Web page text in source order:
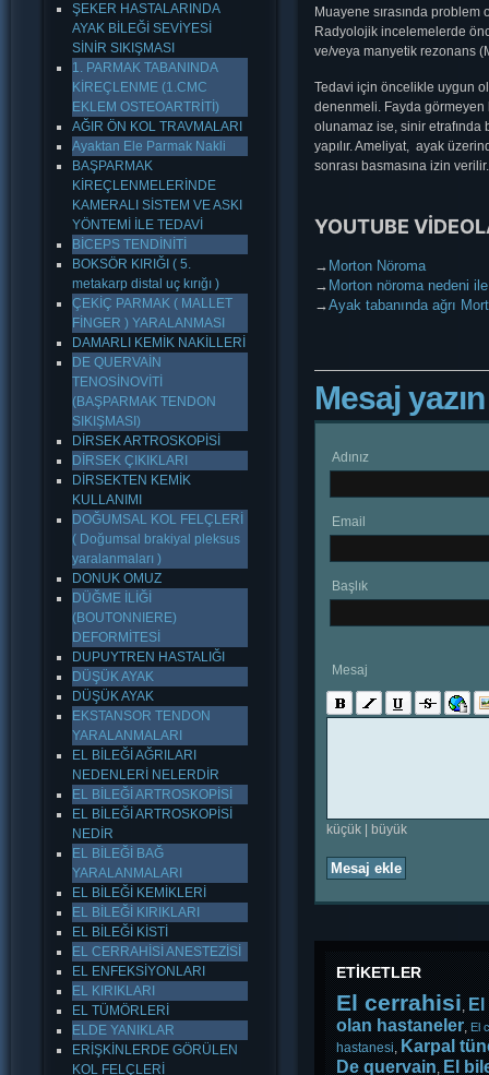
Muayene sırasında problem
Radyolojik incelemelerde
ve/veya manyetik rezonans
Tedavi için öncelikle uygun
denenmeli. Fayda görmeyen
olunamaz ise, sinir etrafında
yapılır. Ameliyat, ayak
sonrası basmasına izin verilir.
YOUTUBE
→ Morton Nöroma
→ Morton nöroma nedeni
→Ayak tabanında ağrı
Mesaj yazın
Adınız
Email
Başlık
Mesaj
küçük büyük
Mesaj ekle
ETİKETLER
El cerrahisi,El
olan hastaneler,El
hastanesi,Karpal
De quervain,El
ŞEKER HASTALARINDA
AYAK BİLEĞİ SEVİYESİ
SİNİR SIKIŞMASI
1. PARMAK TABANINDA
KİREÇLENME (1.CMC
EKLEM OSTEOARTRİTİ)
AĞIR ÖN KOL TRAVMALARI
Ayaktan Ele Parmak Nakli
BAŞPARMAK
KİREÇLENMELERİNDE
KAMERALI SİSTEM VE ASKI
YÖNTEMİ İLE TEDAVİ
BİCEPS TENDİNİTİ
BOKSÖR KIRIĞI ( 5.
metakarp distal uç kırığı )
ÇEKİÇ PARMAK ( MALLET
FİNGER ) YARALANMASI
DAMARLI KEMİK NAKİLLERİ
DE QUERVAİN
TENOSİNOVİTİ
(BAŞPARMAK TENDON
SIKIŞMASI)
DİRSEK ARTROSKOPİSİ
DİRSEK ÇIKIKLARI
DİRSEKTEN KEMİK
KULLANIMI
DOĞUMSAL KOL FELÇLERİ
( Doğumsal brakiyal pleksus
yaralanmaları )
DONUK OMUZ
DÜĞME İLİĞİ
(BOUTONNIERE)
DEFORMİTESİ
DUPUYTREN HASTALIĞI
DÜŞÜK AYAK
DÜŞÜK AYAK
EKSTANSOR TENDON
YARALANMALARI
EL BİLEĞİ AĞRILARI
NEDENLERİ NELERDİR
EL BİLEĞİ ARTROSKOPİSİ
EL BİLEĞİ ARTROSKOPİSİ
NEDİR
EL BİLEĞİ BAĞ
YARALANMALARI
EL BİLEĞİ KEMİKLERİ
EL BİLEĞİ KIRIKLARI
EL BİLEĞİ KİSTİ
EL CERRAHİSİ ANESTEZİSİ
EL ENFEKSİYONLARI
EL KIRIKLARI
EL TÜMÖRLERİ
ELDE YANIKLAR
ERİŞKİNLERDE GÖRÜLEN
KOL FELÇLERİ